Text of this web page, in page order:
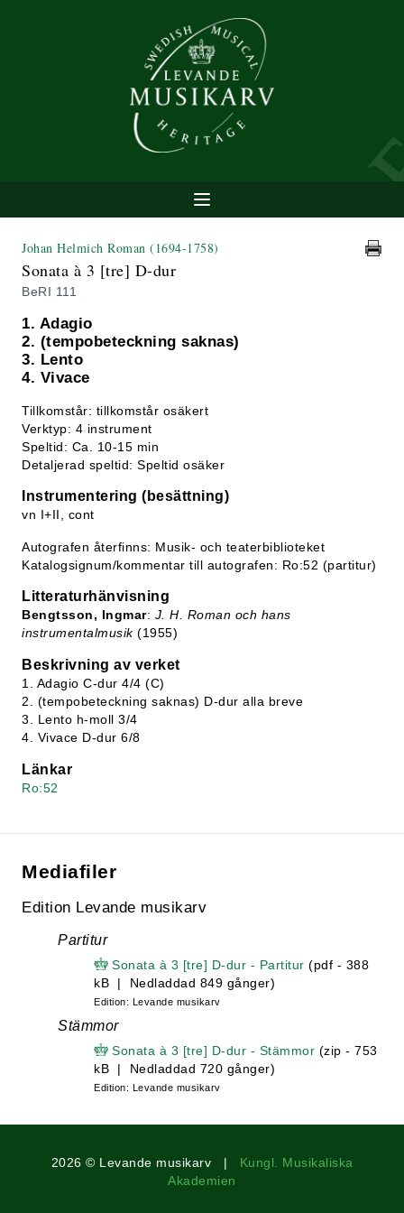
Johan Helmich Roman (1694-1758)
Sonata à 3 [tre] D-dur
BeRI 111
1. Adagio
2. (tempobeteckning saknas)
3. Lento
4. Vivace
Tillkomstår: tillkomstår osäkert
Verktyp: 4 instrument
Speltid: Ca. 10-15 min
Detaljerad speltid: Speltid osäker
Instrumentering (besättning)
vn I+II, cont
Autografen återfinns: Musik- och teaterbiblioteket
Katalogsignum/kommentar till autografen: Ro:52 (partitur)
Litteraturhänvisning
Bengtsson, Ingmar: J. H. Roman och hans
instrumentalmusik(1955)
Beskrivning av verket
1. Adagio C-dur 4/4 (C)
2. (tempobeteckning saknas) D-dur alla breve
3. Lento h-moll 3/4
4. Vivace D-dur 6/8
Länkar
Ro:52
Mediafiler
Edition Levande musikarv
Partitur
Sonata à 3 [tre] D-dur - Partitur (pdf - 388
kB | Nedladdad 849 gånger)
Edition: Levande musikarv
Stämmor
Sonata à 3 [tre] D-dur - Stämmor (zip - 753
kB | Nedladdad 720 gånger)
Edition: Levande musikarv
2026 © Levande musikarv | Kungl. Musikaliska
Akademien